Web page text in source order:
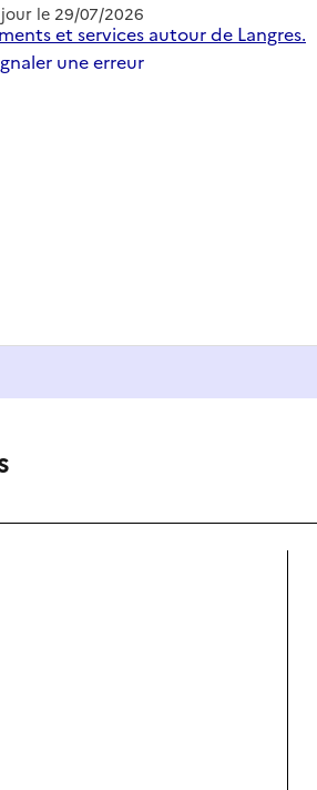
le 29/07/2026
et services autour de Langres.
une erreur